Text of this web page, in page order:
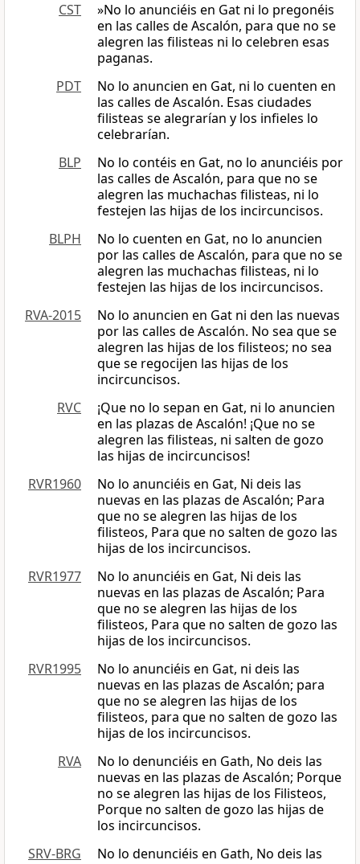
CST
»No lo anunciéis en Gat ni lo pregonéis
en las calles de Ascalón, para que no se
alegren las filisteas ni lo celebren esas
paganas.
PDT
No lo anuncien en Gat, ni lo cuenten en
las calles de Ascalón. Esas ciudades
filisteas se alegrarían y los infieles lo
celebrarían.
BLP
No lo contéis en Gat, no lo anunciéis por
las calles de Ascalón, para que no se
alegren las muchachas filisteas, ni lo
festejen las hijas de los incircuncisos.
BLPH
No lo cuenten en Gat, no lo anuncien
por las calles de Ascalón, para que no se
alegren las muchachas filisteas, ni lo
festejen las hijas de los incircuncisos.
RVA-2015
No lo anuncien en Gat ni den las nuevas
por las calles de Ascalón. No sea que se
alegren las hijas de los filisteos; no sea
que se regocijen las hijas de los
incircuncisos.
RVC
¡Que no lo sepan en Gat, ni lo anuncien
en las plazas de Ascalón! ¡Que no se
alegren las filisteas, ni salten de gozo
las hijas de incircuncisos!
RVR1960
No lo anunciéis en Gat, Ni deis las
nuevas en las plazas de Ascalón; Para
que no se alegren las hijas de los
filisteos, Para que no salten de gozo las
hijas de los incircuncisos.
RVR1977
No lo anunciéis en Gat, Ni deis las
nuevas en las plazas de Ascalón; Para
que no se alegren las hijas de los
filisteos, Para que no salten de gozo las
hijas de los incircuncisos.
RVR1995
No lo anunciéis en Gat, ni deis las
nuevas en las plazas de Ascalón; para
que no se alegren las hijas de los
filisteos, para que no salten de gozo las
hijas de los incircuncisos.
RVA
No lo denunciéis en Gath, No deis las
nuevas en las plazas de Ascalón; Porque
no se alegren las hijas de los Filisteos,
Porque no salten de gozo las hijas de
los incircuncisos.
SRV-BRG
No lo denunciéis en Gath, No deis las